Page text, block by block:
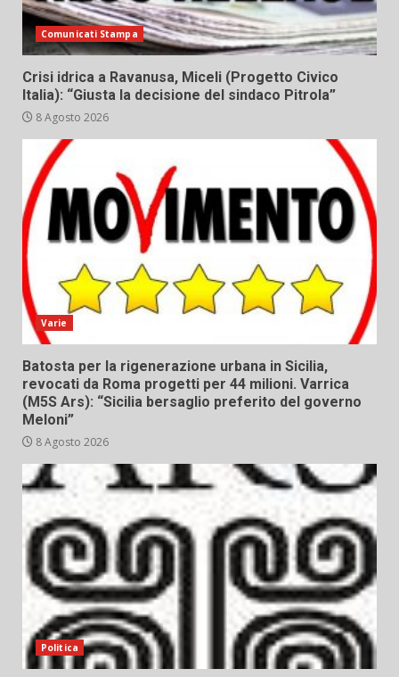
Comunicati Stampa
Crisi idrica a Ravanusa, Miceli (Progetto Civico
Italia): “Giusta la decisione del sindaco Pitrola”
8 Agosto 2026
Varie
Batosta per la rigenerazione urbana in Sicilia,
revocati da Roma progetti per 44 milioni. Varrica
(M5S Ars): “Sicilia bersaglio preferito del governo
Meloni”
8 Agosto 2026
Politica